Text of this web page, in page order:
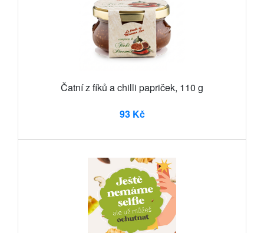
Čatní z fíků a chilli papriček, 110 g
93 Kč